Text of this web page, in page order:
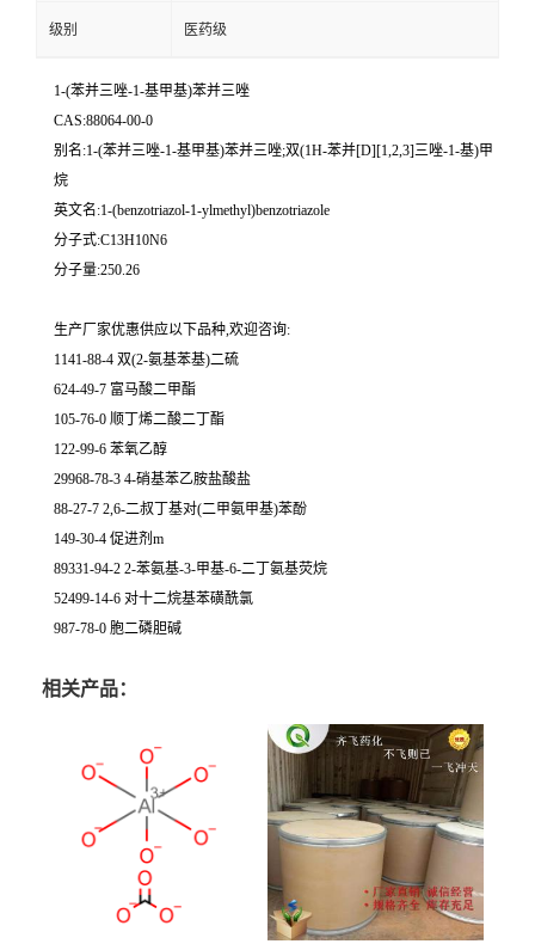
级别 医药级
1-(苯并三唑-1-基甲基)苯并三唑
CAS:88064-00-0
别名:1-(苯并三唑-1-基甲基)苯并三唑;双(1H-苯并[D][1,2,3]三唑-1-基)甲
烷
英文名:1-(benzotriazol-1-ylmethyl)benzotriazole
分子式:C13H10N6
分子量:250.26
生产厂家优惠供应以下品种,欢迎咨询:
1141-88-4 双(2-氨基苯基)二硫
624-49-7 富马酸二甲酯
105-76-0 顺丁烯二酸二丁酯
122-99-6 苯氧乙醇
29968-78-3 4-硝基苯乙胺盐酸盐
88-27-7 2,6-二叔丁基对(二甲氨甲基)苯酚
149-30-4 促进剂m
89331-94-2 2-苯氨基-3-甲基-6-二丁氨基荧烷
52499-14-6 对十二烷基苯磺酰氯
987-78-0 胞二磷胆碱
相关产品：